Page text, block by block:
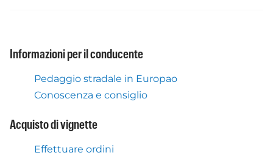
Informazioni per il conducente
Pedaggio stradale in Europao
Conoscenza e consiglio
Acquisto di vignette
Effettuare ordini